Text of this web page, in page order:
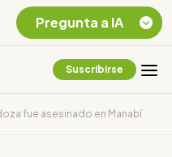
Suscribirse
fue asesinado en Manabí
Pregunta a IA
Chevron Ecuador